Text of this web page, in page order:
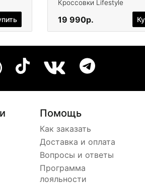
Кроссовки Lifestyle
19 990р.
Помощь
Как заказать
Доставка и оплата
Вопросы и ответы
Программа
лояльности